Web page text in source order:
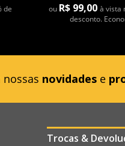
de
ou R$ 99,00 à vista
desconto.
nossas novidadese
Trocas &